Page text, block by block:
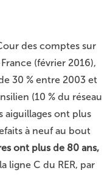
des comptes sur
(février 2016),
30 % entre 2003 et
(10 % du réseau
aiguillages ont plus
à neuf au bout
ont plus de 80 ans,
ligne C du RER, par